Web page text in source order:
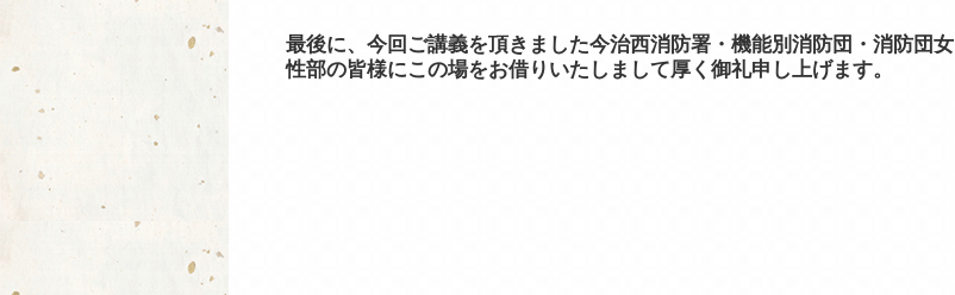
最後に、今回ご講義を頂きました今治西消防署・機能別消防団・消防団女
性部の皆様にこの場をお借りいたしまして厚く御礼申し上げます。